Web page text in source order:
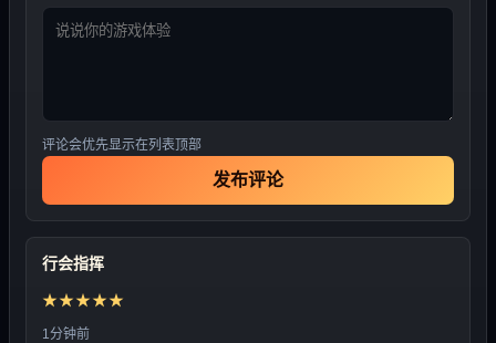
评论会优先显示在列表顶部
发布评论
行会指挥
★★★★★
1分钟前